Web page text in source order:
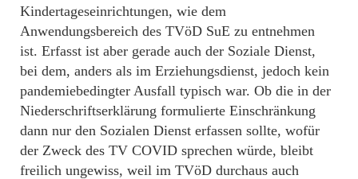
Kindertageseinrichtungen, wie dem
Anwendungsbereich des TVöD SuE zu entnehmen
ist. Erfasst ist aber gerade auch der Soziale Dienst,
bei dem, anders als im Erziehungsdienst, jedoch kein
pandemiebedingter Ausfall typisch war. Ob die in der
Niederschriftserklärung formulierte Einschränkung
dann nur den Sozialen Dienst erfassen sollte, wofür
der Zweck des TV COVID sprechen würde, bleibt
freilich ungewiss, weil im TVöD durchaus auch